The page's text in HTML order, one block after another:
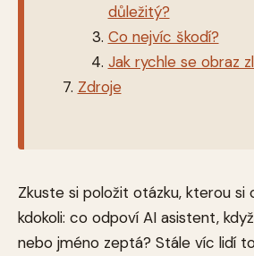
důležitý?
Co nejvíc škodí?
Jak rychle se obraz
Zdroje
Zkuste si položit otázku, kterou si
kdokoli: co odpoví AI asistent,
nebo jméno zeptá? Stále víc lidí